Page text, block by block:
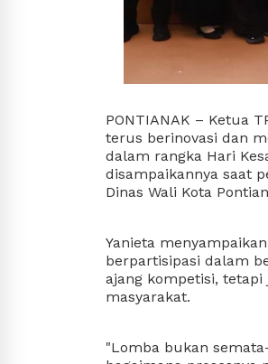
PONTIANAK – Ketua
terus berinovasi dan
dalam rangka Hari
disampaikannya saat
Dinas Wali Kota
Yanieta
berpartisipasi dalam
ajang kompetisi,
masyarakat.
"Lomba bukan